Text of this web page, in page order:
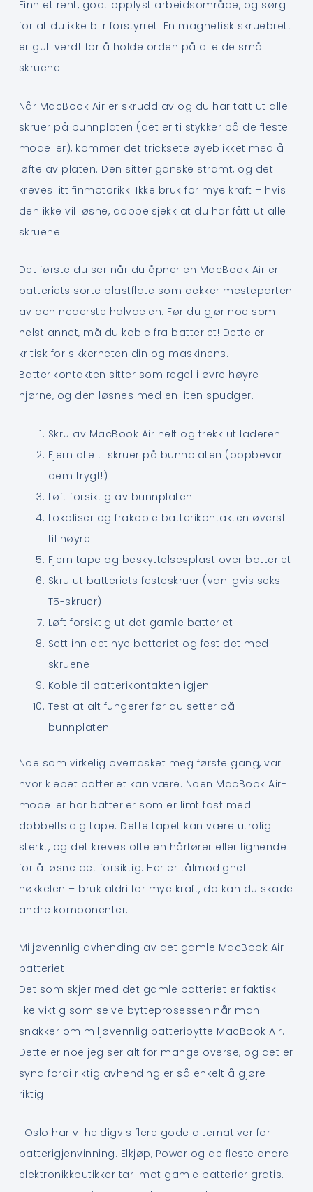
Finn et rent, godt opplyst arbeidsområde, og sørg
for at du ikke blir forstyrret. En magnetisk skruebrett
er gull verdt for å holde orden på alle de små
skruene.
Når MacBook Air er skrudd av og du har tatt ut alle
skruer på bunnplaten (det er ti stykker på de fleste
modeller), kommer det tricksete øyeblikket med å
løfte av platen. Den sitter ganske stramt, og det
kreves litt finmotorikk. Ikke bruk for mye kraft – hvis
den ikke vil løsne, dobbelsjekk at du har fått ut alle
skruene.
Det første du ser når du åpner en MacBook Air er
batteriets sorte plastflate som dekker mesteparten
av den nederste halvdelen. Før du gjør noe som
helst annet, må du koble fra batteriet! Dette er
kritisk for sikkerheten din og maskinens.
Batterikontakten sitter som regel i øvre høyre
hjørne, og den løsnes med en liten spudger.
Skru av MacBook Air helt og trekk ut laderen
Fjern alle ti skruer på bunnplaten (oppbevar
dem trygt!)
Løft forsiktig av bunnplaten
Lokaliser og frakoble batterikontakten øverst
til høyre
Fjern tape og beskyttelsesplast over batteriet
Skru ut batteriets festeskruer (vanligvis seks
T5-skruer)
Løft forsiktig ut det gamle batteriet
Sett inn det nye batteriet og fest det med
skruene
Koble til batterikontakten igjen
Test at alt fungerer før du setter på
bunnplaten
Noe som virkelig overrasket meg første gang, var
hvor klebet batteriet kan være. Noen MacBook Air-
modeller har batterier som er limt fast med
dobbeltsidig tape. Dette tapet kan være utrolig
sterkt, og det kreves ofte en hårfører eller lignende
for å løsne det forsiktig. Her er tålmodighet
nøkkelen – bruk aldri for mye kraft, da kan du skade
andre komponenter.
Miljøvennlig avhending av det gamle MacBook Air-
batteriet
Det som skjer med det gamle batteriet er faktisk
like viktig som selve bytteprosessen når man
snakker om miljøvennlig batteribytte MacBook Air.
Dette er noe jeg ser alt for mange overse, og det er
synd fordi riktig avhending er så enkelt å gjøre
riktig.
I Oslo har vi heldigvis flere gode alternativer for
batterigjenvinning. Elkjøp, Power og de fleste andre
elektronikkbutikker tar imot gamle batterier gratis.